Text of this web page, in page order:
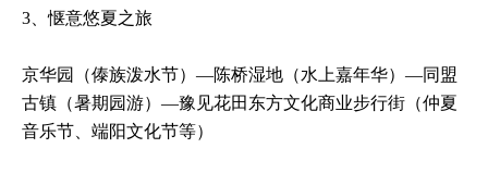
3、惬意悠夏之旅
京华园（傣族泼水节）—陈桥湿地（水上嘉年华）—同盟
古镇（暑期园游）—豫见花田东方文化商业步行街（仲夏
音乐节、端阳文化节等）